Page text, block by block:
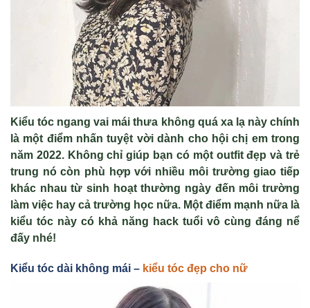
Kiểu tóc ngang vai mái thưa không quá xa lạ này chính
là một điểm nhấn tuyệt vời dành cho hội chị em trong
năm 2022. Không chỉ giúp bạn có một outfit đẹp và trẻ
trung nó còn phù hợp với nhiều môi trường giao tiếp
khác nhau từ sinh hoạt thường ngày đến môi trường
làm việc hay cả trường học nữa. Một điểm mạnh nữa là
kiểu tóc này có khả năng hack tuổi vô cùng đáng nể
đấy nhé!
Kiểu tóc dài không mái – kiểu tóc đẹp cho nữ